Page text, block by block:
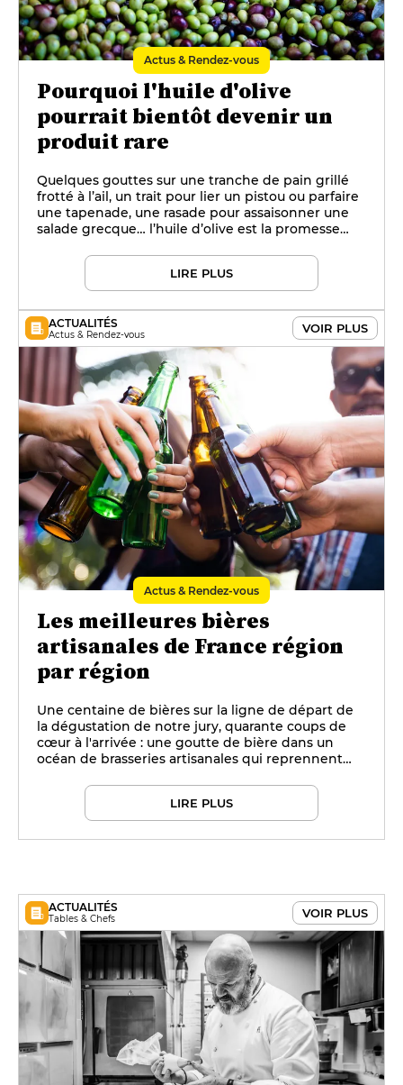
Actus & Rendez-vous
Pourquoi l'huile d'olive
pourrait bientôt devenir un
produit rare
Quelques gouttes sur une tranche de pain grillé
frotté à l’ail, un trait pour lier un pistou ou parfaire
une tapenade, une rasade pour assaisonner une
salade grecque… l’huile d’olive est la promesse
quand ?
LIRE PLUS
ACTUALITÉS
Actus & Rendez-vous VOIR PLUS
Actus & Rendez-vous
Les meilleures bières
artisanales de France région
par région
Une centaine de bières sur la ligne de départ de
la dégustation de notre jury, quarante coups de
cœur à l'arrivée : une goutte de bière dans un
océan de brasseries artisanales qui reprennent
LIRE PLUS
ACTUALITÉS
Tables & Chefs VOIR PLUS